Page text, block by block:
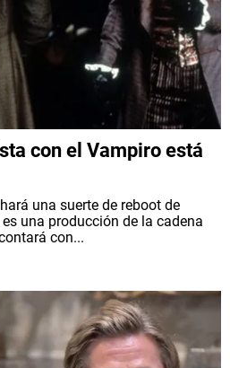
con el Vampiro está
una suerte de reboot de
una producción de la cadena
con...